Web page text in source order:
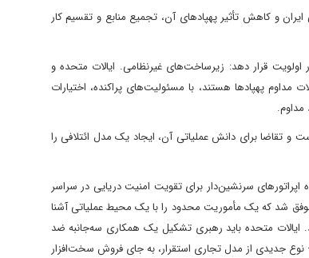
ایران و کاهش تأثیر پهپادهای آن، تجمیع منابع و تقسیم کار
قرار دهد: زیرساخت‌های غیرنظامی. ایالات متحده و
پهپادها هستند، با مسئولیت‌های پراکنده، اختیارات
تقاضا برای دانش عملیاتی آن، ایجاد یک مدل ائتلافی را
اپراتورهای سرنشین‌دار برای تقویت امنیت دریایی در سراسر
الگویی برای این تلاش مشترک عمل کند. گروه ویژه ۵۹ به این دلیل موفق شد که یک مأموریت محدود را با یک محیط عملیاتی آشنا
ایالات متحده باید رهبری تشکیل یک همکاری سه‌جانبه ضد
نوع جدیدی از مدل تجاری استقرار، به جای فروش سخت‌افزار